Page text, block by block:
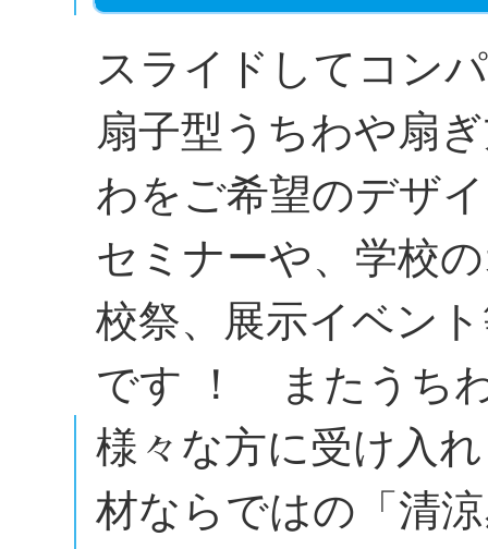
スライドしてコン
扇子型うちわや扇
わをご希望のデザ
セミナーや、学校
校祭、展示イベン
です ！ またうち
様々な方に受け入
材ならではの「清